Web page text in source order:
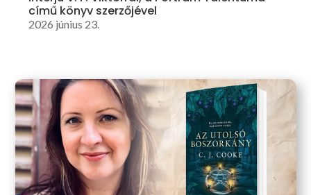
című könyv szerzőjével
2026 június 23.